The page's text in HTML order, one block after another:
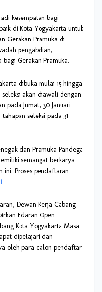
kesempatan bagi
di Kota Yogyakarta untuk
Gerakan Pramuka di
pengabdian,
bagi Gerakan Pramuka.
dibuka mulai 15 hingga
seleksi akan diawali dengan
pada Jumat, 30 Januari
seleksi pada 31
dan Pramuka Pandega
semangat berkarya
ini. Proses pendaftaran
Dewan Kerja Cabang
Edaran Open
Kota Yogyakarta Masa
dipelajari dan
oleh para calon pendaftar.